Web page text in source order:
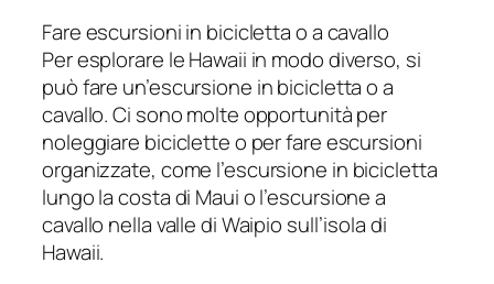
Fare escursioni in bicicletta o a cavallo
Per esplorare le Hawaii in modo diverso, si
può fare un’escursione in bicicletta o a
cavallo. Ci sono molte opportunità per
noleggiare biciclette o per fare escursioni
organizzate, come l’escursione in bicicletta
lungo la costa di Maui o l’escursione a
cavallo nella valle di Waipio sull’isola di
Hawaii.